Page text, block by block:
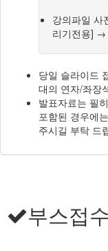
강의파일 사
리기전용] →
당일 슬라이드
대의 연자/좌장
발표자료는 필
포함된 경우에
주시길 부탁 드
부스접